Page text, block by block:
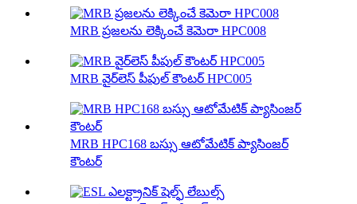
MRB ప్రజలను లెక్కించే కెమెరా HPC008
MRB వైర్‌లెస్ పీపుల్ కౌంటర్ HPC005
MRB HPC168 బస్సు ఆటోమేటిక్ ప్యాసింజర్
కౌంటర్